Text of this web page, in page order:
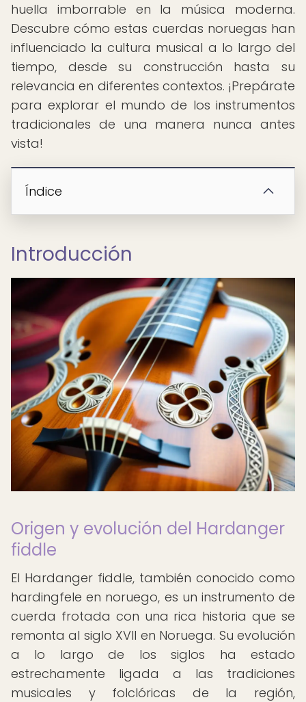
huella imborrable en la música moderna.
Descubre cómo estas cuerdas noruegas han
influenciado la cultura musical a lo largo del
tiempo, desde su construcción hasta su
relevancia en diferentes contextos. ¡Prepárate
para explorar el mundo de los instrumentos
tradicionales de una manera nunca antes
vista!
Índice
Introducción
Origen y evolución del Hardanger
fiddle
El Hardanger fiddle, también conocido como
hardingfele en noruego, es un instrumento de
cuerda frotada con una rica historia que se
remonta al siglo XVII en Noruega. Su evolución
a lo largo de los siglos ha estado
estrechamente ligada a las tradiciones
musicales y folclóricas de la región,